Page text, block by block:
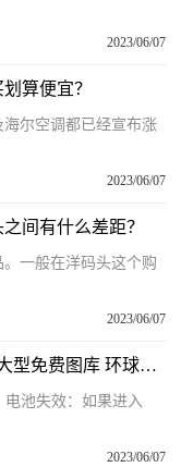
2023/06/07
算便宜？
尔空调都已经宣布涨
2023/06/07
间有什么差距？
一般在洋码头这个购
2023/06/07
香港波肖门尾图库_香港波肖门尾图库大型免费图库 环球聚焦
电池失效：如果进入
2023/06/07